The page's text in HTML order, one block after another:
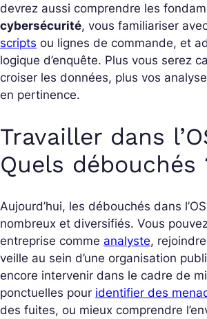
devrez aussi comprendre les
cybersécurité, vous familiariser
scripts ou lignes de commande, et
logique d’enquête. Plus vous serez
croiser les données, plus vos
en pertinence.
Travailler dans
Quels débouchés
Aujourd’hui, les débouchés dans
nombreux et diversifiés. Vous
entreprise comme analyste,
veille au sein d’une organisation
encore intervenir dans le cadre de
ponctuelles pour identifier des
des fuites, ou mieux comprendre